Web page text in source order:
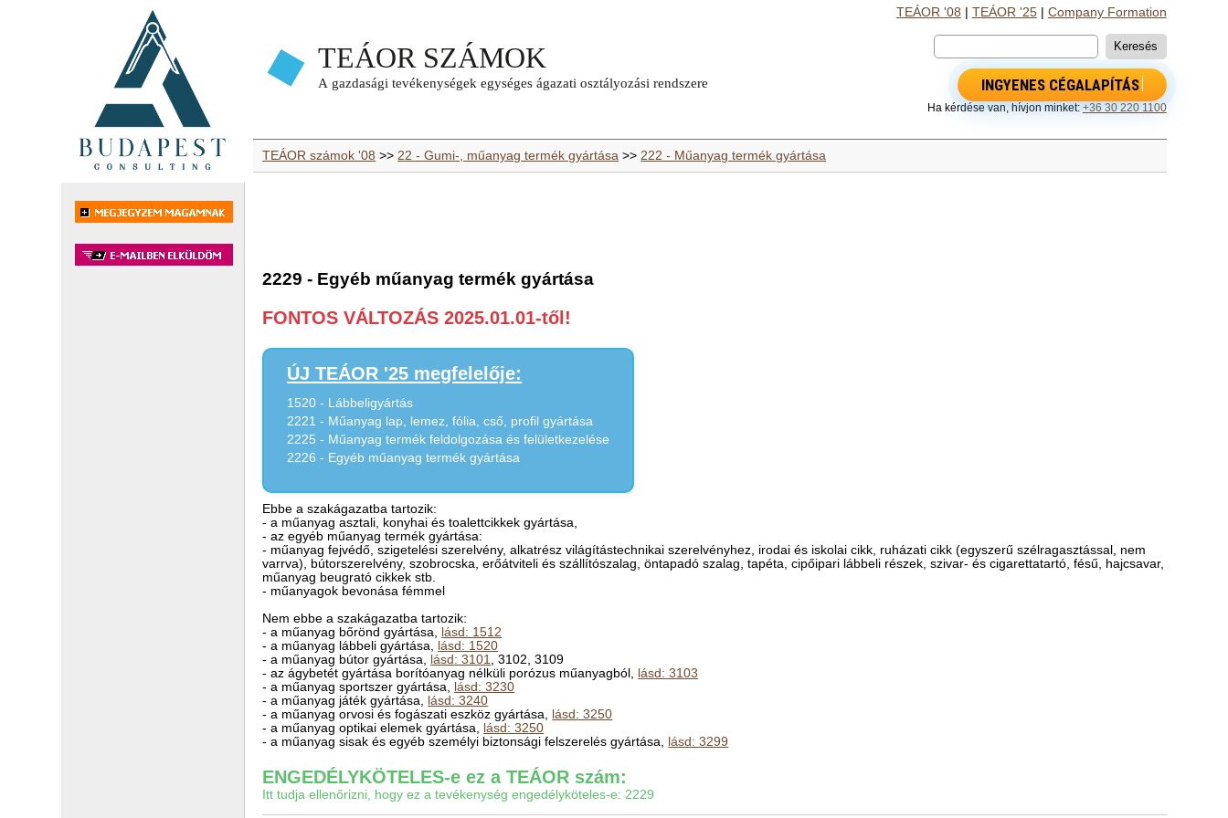
TEÁOR '08 TEÁOR '25| Company Formation
INGYENES CÉGALAPÍTÁS
Ha kérdése van, hívjon minket: +36 30 220 1100
TEÁOR számok '08 >>22 - Gumi-, műanyag termék gyártása >>222 - Műanyag termék gyártása
2229 - Egyéb műanyag termék gyártása
FONTOS VÁLTOZÁS 2025.01.01-től!
ÚJ TEÁOR '25 megfelelője:
1520 - Lábbeligyártás
2221 - Műanyag lap, lemez, fólia, cső, profil gyártása
2225 - Műanyag termék feldolgozása és felületkezelése
2226 - Egyéb műanyag termék gyártása
Ebbe a szakágazatba tartozik:
- a műanyag asztali, konyhai és toalettcikkek gyártása,
- az egyéb műanyag termék gyártása:
- műanyag fejvédő, szigetelési szerelvény, alkatrész világítástechnikai szerelvényhez, irodai és iskolai cikk, ruházati cikk (egyszerű szélragasztással, nem
varrva), bútorszerelvény, szobrocska, erőátviteli és szállítószalag, öntapadó szalag, tapéta, cipőipari lábbeli részek, szivar- és cigarettatartó, fésű, hajcsavar,
műanyag beugrató cikkek stb.
- műanyagok bevonása fémmel
Nem ebbe a szakágazatba tartozik:
- a műanyag bőrönd gyártása, lásd: 1512
- a műanyag lábbeli gyártása, lásd: 1520
- a műanyag bútor gyártása, lásd: 3101
, 3102, 3109
- az ágybetét gyártása borítóanyag nélküli porózus műanyagból, lásd: 3103
- a műanyag sportszer gyártása, lásd: 3230
- a műanyag játék gyártása, lásd: 3240
- a műanyag orvosi és fogászati eszköz gyártása, lásd: 3250
- a műanyag optikai elemek gyártása, lásd: 3250
- a műanyag sisak és egyéb személyi biztonsági felszerelés gyártása, lásd: 3299
ENGEDÉLYKÖTELES-e ez a TEÁOR szám:
Itt tudja ellenőrizni, hogy ez a tevékenység engedélyköteles-e: 2229